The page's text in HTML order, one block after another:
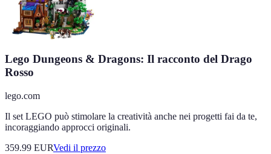
Lego Dungeons & Dragons: Il racconto del Drago
Rosso
lego.com
Il set LEGO può stimolare la creatività anche nei progetti fai da te,
incoraggiando approcci originali.
359.99 EURVedi il prezzo